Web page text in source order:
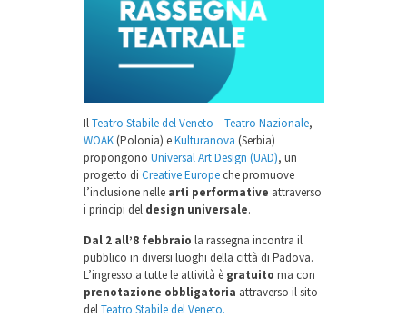
IlTeatro Stabile del Veneto – Teatro Nazionale,
WOAK(Polonia) eKulturanova (Serbia)
propongono Universal Art Design (UAD), un
progetto di Creative Europeche promuove
l’inclusione nelle arti performative attraverso
i principi del design universale.
Dal 2 all’8 febbraio la rassegna incontra il
pubblico in diversi luoghi della città di Padova.
L’ingresso a tutte le attività è gratuito ma con
prenotazione obbligatoria attraverso il sito
delTeatro Stabile del Veneto.